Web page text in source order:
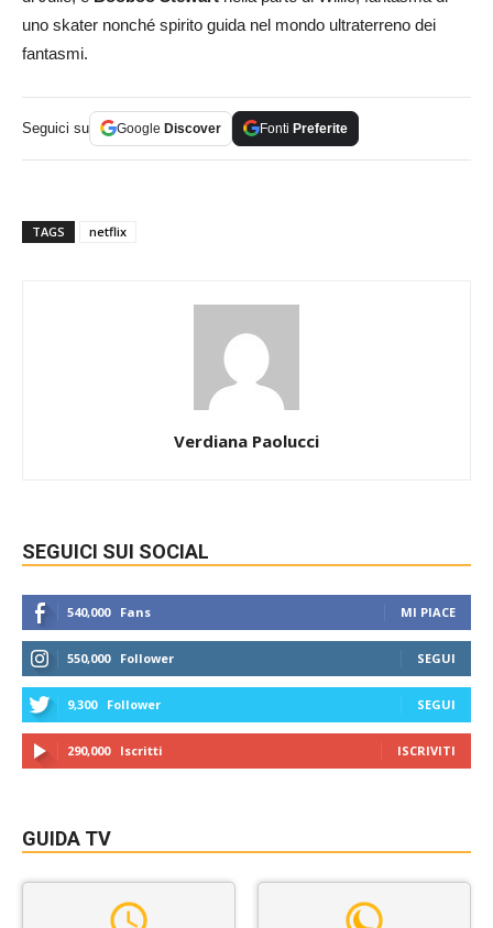
uno skater nonché spirito guida nel mondo ultraterreno dei
fantasmi.
Seguici su Google Discover Fonti Preferite
TAGS netflix
Verdiana Paolucci
SEGUICI SUI SOCIAL
540,000 Fans MI PIACE
550,000 Follower SEGUI
9,300 Follower SEGUI
290,000 Iscritti ISCRIVITI
GUIDA TV